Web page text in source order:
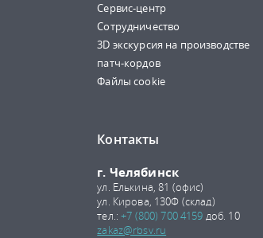
Сервис-центр
Сотрудничество
3D экскурсия на производстве
патч-кордов
Файлы cookie
Контакты
г. Челябинск
ул. Елькина, 81 (офис)
ул. Кирова, 130Ф (склад)
тел.:+7 (800) 700 4159 доб. 10
zakaz@rbsv.ru